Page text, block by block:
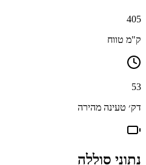
405
ק"מ טווח
53
דק׳ טעינה מהירה
נתוני סוללה